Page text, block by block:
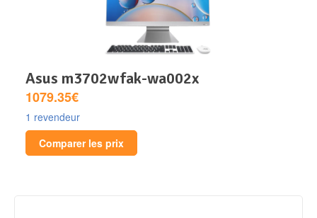
asus m3702wfak-wa002x
1079.35€
1 revendeur
Comparer les prix